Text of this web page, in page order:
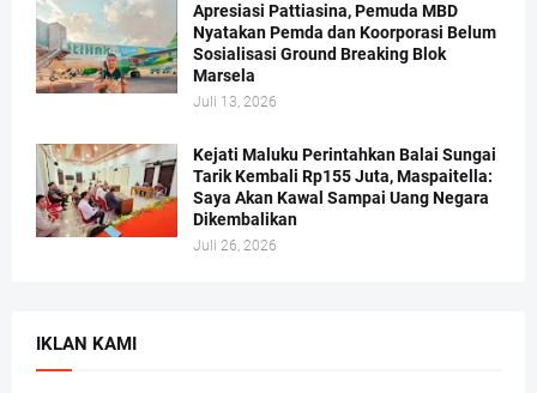
Apresiasi Pattiasina, Pemuda MBD
Nyatakan Pemda dan Koorporasi Belum
Sosialisasi Ground Breaking Blok
Marsela
Juli 13, 2026
Kejati Maluku Perintahkan Balai Sungai
Tarik Kembali Rp155 Juta, Maspaitella:
Saya Akan Kawal Sampai Uang Negara
Dikembalikan
Juli 26, 2026
IKLAN KAMI